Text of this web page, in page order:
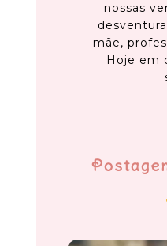
nossas
mãe,
Hoje em